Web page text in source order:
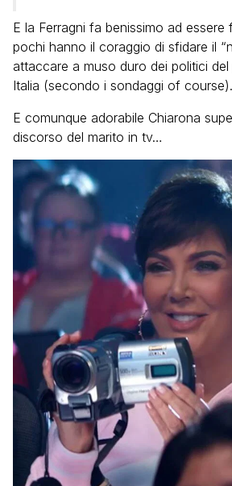
E la Ferragni fa benissimo ad essere
pochi hanno il coraggio di sfidare il
attaccare a muso duro dei politici
Italia (secondo i sondaggi of course).
E comunque adorabile Chiarona
discorso del marito in tv…